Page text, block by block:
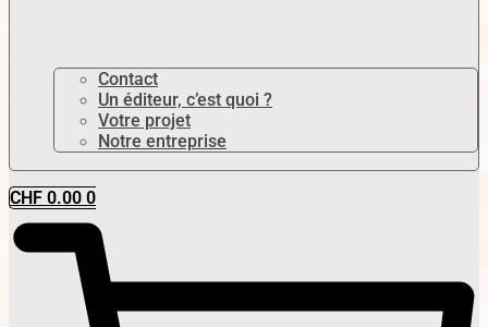
Contact
Un éditeur, c’est quoi ?
Votre projet
Notre entreprise
CHF 0.00 0